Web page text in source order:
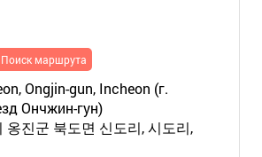
Поиск маршрута
Ongjin-gun, Incheon (г.
Ончжин-гун)
옹진군 북도면 신도리, 시도리,